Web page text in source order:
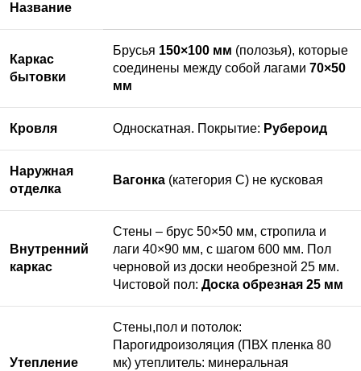
Название
Каркас
бытовки
Брусья 150×100 мм (полозья), которые
соединены между собой лагами 70×50
мм
Кровля Односкатная. Покрытие: Рубероид
Наружная
отделка
Вагонка (категория С) не кусковая
Внутренний
каркас
Стены – брус 50×50 мм, стропила и
лаги 40×90 мм, с шагом 600 мм. Пол
черновой из доски необрезной 25 мм.
Чистовой пол: Доска обрезная 25 мм
Утепление
Стены,пол и потолок:
Парогидроизоляция (ПВХ пленка 80
мк) утеплитель: минеральная